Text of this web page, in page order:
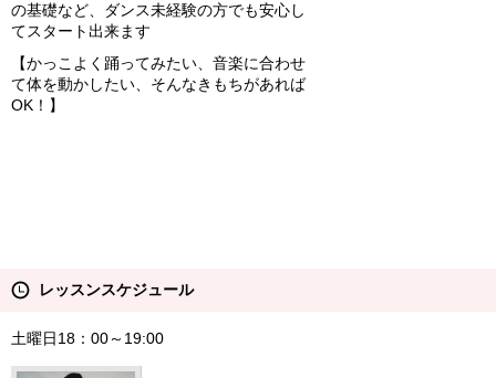
の基礎など、ダンス未経験の方でも安心し
てスタート出来ます
【かっこよく踊ってみたい、音楽に合わせ
て体を動かしたい、そんなきもちがあれば
OK！】
レッスンスケジュール
土曜日18：00～19:00